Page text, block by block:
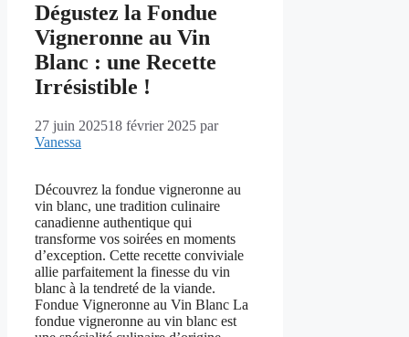
Dégustez la Fondue
Vigneronne au Vin
Blanc : une Recette
Irrésistible !
27 juin 202518 février 2025 par
Vanessa
Découvrez la fondue vigneronne au
vin blanc, une tradition culinaire
canadienne authentique qui
transforme vos soirées en moments
d’exception. Cette recette conviviale
allie parfaitement la finesse du vin
blanc à la tendreté de la viande.
Fondue Vigneronne au Vin Blanc La
fondue vigneronne au vin blanc est